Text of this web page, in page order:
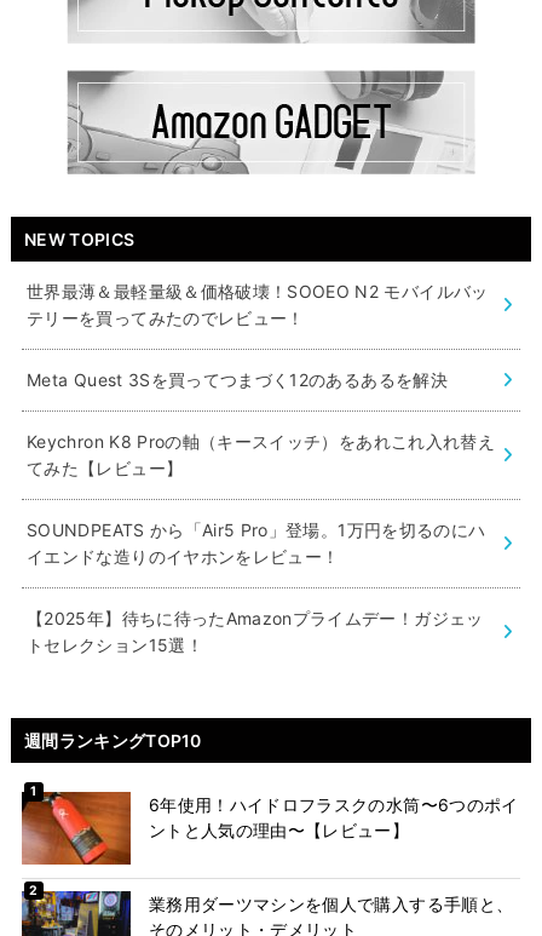
NEW TOPICS
世界最薄＆最軽量級＆価格破壊！SOOEO N2 モバイルバッ
テリーを買ってみたのでレビュー！
Meta Quest 3Sを買ってつまづく12のあるあるを解決
Keychron K8 Proの軸（キースイッチ）をあれこれ入れ替え
てみた【レビュー】
SOUNDPEATS から「Air5 Pro」登場。1万円を切るのにハ
イエンドな造りのイヤホンをレビュー！
【2025年】待ちに待ったAmazonプライムデー！ガジェッ
トセレクション15選！
週間ランキングTOP10
6年使用！ハイドロフラスクの水筒〜6つのポイ
ントと人気の理由〜【レビュー】
業務用ダーツマシンを個人で購入する手順と、
そのメリット・デメリット